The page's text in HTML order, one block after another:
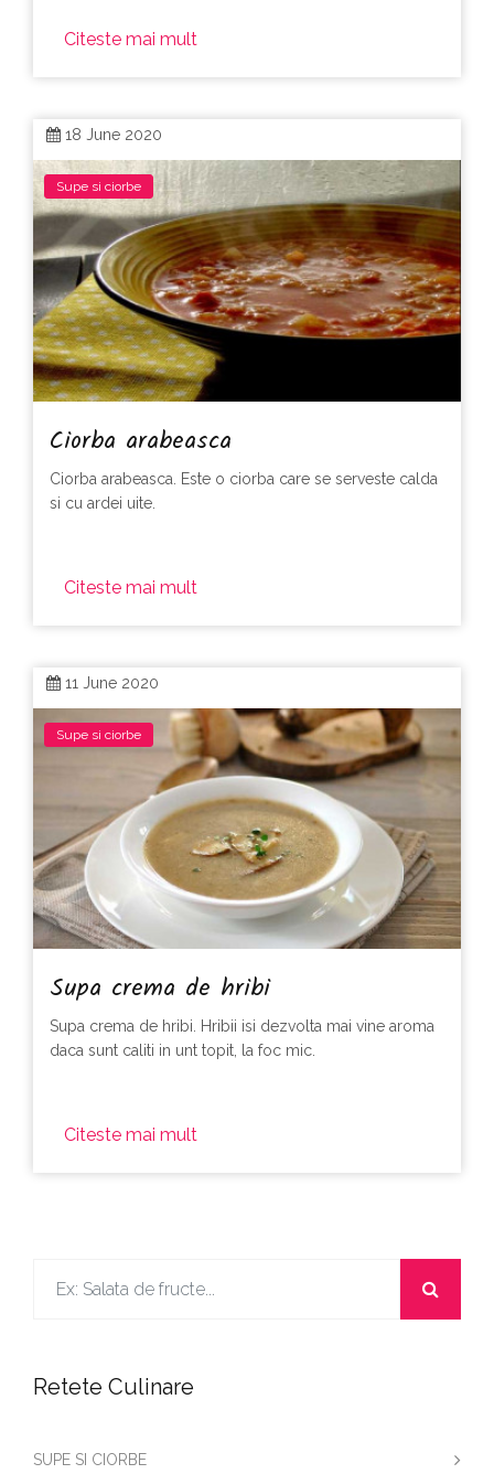
Citeste mai mult
18 June 2020
Supe si ciorbe
Ciorba arabeasca
Ciorba arabeasca. Este o ciorba care se serveste calda
si cu ardei uite.
Citeste mai mult
11 June 2020
Supe si ciorbe
Supa crema de hribi
Supa crema de hribi. Hribii isi dezvolta mai vine aroma
daca sunt caliti in unt topit, la foc mic.
Citeste mai mult
Retete Culinare
SUPE SI CIORBE